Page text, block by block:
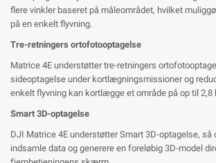
flere vinkler baseret på måleområdet, hvilket
på en enkelt flyvning.
Tre-retningers ortofotooptagelse
Matrice 4E understøtter tre-retningers
sideoptagelse under kortlægningsmissioner og
enkelt flyvning kan kortlægge et område på op til 2,8
Smart 3D-optagelse
DJI Matrice 4E understøtter Smart 3D-optagelse, så
indsamle data og generere en foreløbig 3D-model